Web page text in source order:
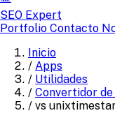
SEO Expert
Portfolio Contacto
Inicio
/ Apps
/ Utilidades
/ Convertidor
/ vs